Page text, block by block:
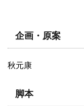
企画・原案
秋元康
脚本